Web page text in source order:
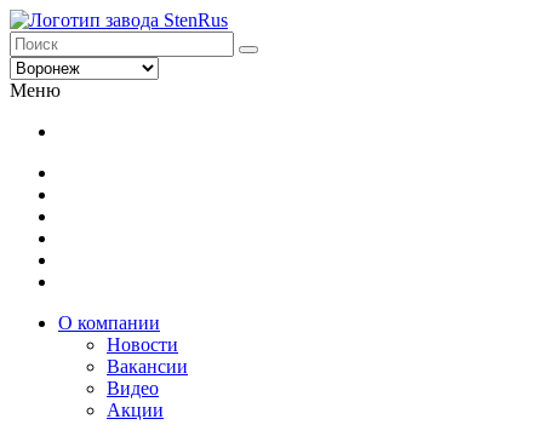
Меню
О компании
Новости
Вакансии
Видео
Акции